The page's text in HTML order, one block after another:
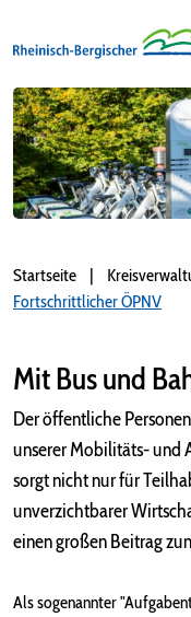
Startseite
Fortschrittlicher ÖPNV
Mit Bus und
Der öffentliche
unserer Mobilitäts- und
sorgt nicht nur für
unverzichtbarer
einen großen Beitrag
Als sogenannter